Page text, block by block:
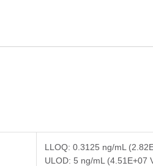
LLOQ: 0.3125 ng/mL
ULOD: 5 ng/mL (4.51E+07